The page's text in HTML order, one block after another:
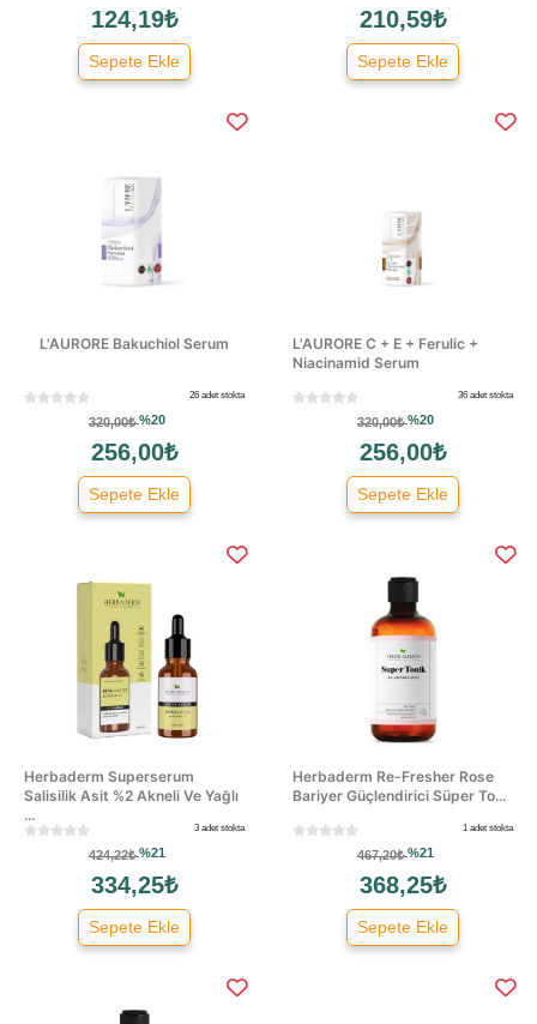
124,19₺
Sepete Ekle
210,59₺
Sepete Ekle
L'AURORE Bakuchiol Serum
26 adet stokta
320,00₺%20
256,00₺
Sepete Ekle
L'AURORE C + E + Ferulic +
Niacinamid Serum
36 adet stokta
320,00₺%20
256,00₺
Sepete Ekle
Herbaderm Superserum
Salisilik Asit %2 Akneli Ve Yağlı
...
3 adet stokta
424,22₺%21
334,25₺
Sepete Ekle
Herbaderm Re-Fresher Rose
Bariyer Güçlendirici Süper To...
1 adet stokta
467,20₺%21
368,25₺
Sepete Ekle